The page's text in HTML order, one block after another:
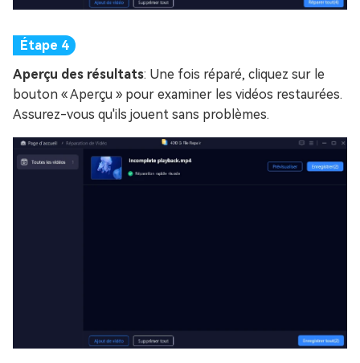
Aperçu des résultats: Une fois réparé, cliquez sur le
bouton « Aperçu » pour examiner les vidéos restaurées.
Assurez-vous qu'ils jouent sans problèmes.